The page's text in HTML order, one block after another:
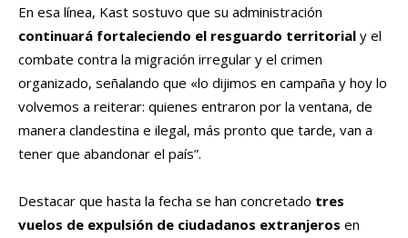
En esa línea, Kast sostuvo que su administración
continuará fortaleciendo el resguardo territorial y el
combate contra la migración irregular y el crimen
organizado, señalando que «lo dijimos en campaña y hoy lo
volvemos a reiterar: quienes entraron por la ventana, de
manera clandestina e ilegal, más pronto que tarde, van a
tener que abandonar el país”.
Destacar que hasta la fecha se han concretado tres
vuelos de expulsión de ciudadanos extranjeros en